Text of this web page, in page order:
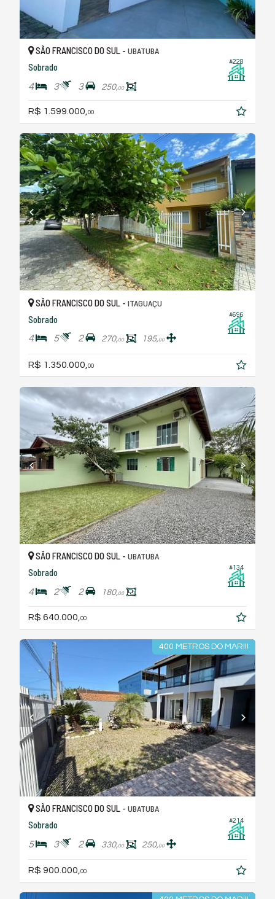
#228
SÃO FRANCISCO DO SUL - UBATUBA
Sobrado
4 3 3 250,00
R$ 1.599.000,00
#696
SÃO FRANCISCO DO SUL - ITAGUAÇU
Sobrado
4 5 2 270,00 195,00
R$ 1.350.000, 00
#134
SÃO FRANCISCO DO SUL - UBATUBA
Sobrado
4 2 2 180,00
R$ 640.000, 00
400 METROS DO MAR!!!
#214
SÃO FRANCISCO DO SUL - UBATUBA
Sobrado
5 3 2 330,00 250,00
R$ 900.000,00